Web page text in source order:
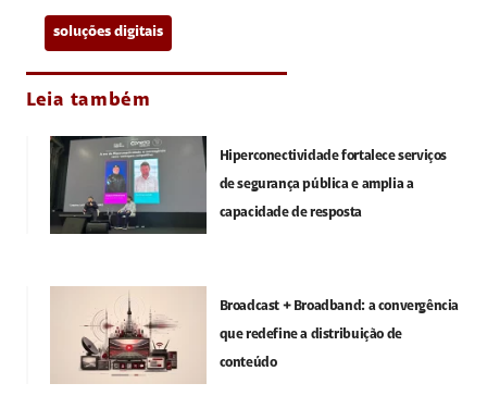
soluções digitais
Leia também
Hiperconectividade fortalece serviços
de segurança pública e amplia a
capacidade de resposta
Broadcast + Broadband: a convergência
que redefine a distribuição de
conteúdo